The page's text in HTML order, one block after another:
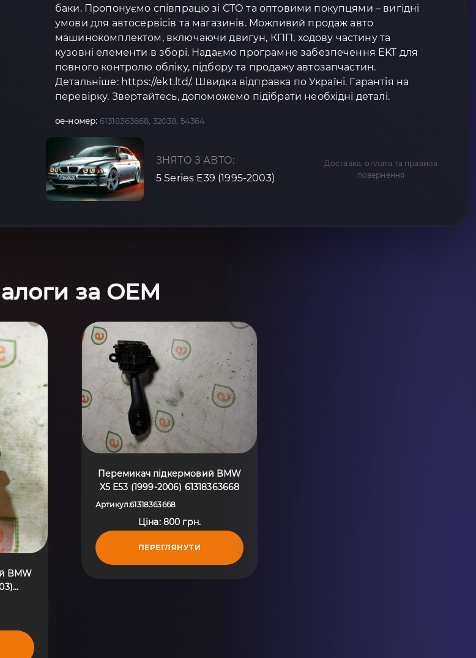
баки. Пропонуємо співпрацю зі СТО та оптовими покупцями – вигідні
умови для автосервісів та магазинів. Можливий продаж авто
машинокомплектом, включаючи двигун, КПП, ходову частину та
кузовні елементи в зборі. Надаємо програмне забезпечення EKT для
повного контролю обліку, підбору та продажу автозапчастин.
Детальніше: https://ekt.ltd/. Швидка відправка по Україні. Гарантія на
перевірку. Звертайтесь, допоможемо підібрати необхідні деталі.
oe-номер: 61318363668, 32038, 54364
ЗНЯТО З АВТО:
5 Series E39 (1995-2003)
Доставка, оплата та правила
повернення
за OEM
BMW
Перемикач підкермовий BMW
X5 E53 (1999-2006) 61318363668
Артикул:61318363668
Ціна: 800 грн.
ПЕРЕГЛЯНУТИ